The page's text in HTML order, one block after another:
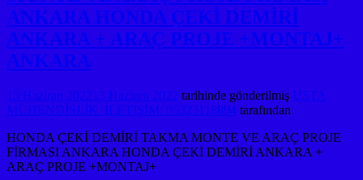
ANKARA HONDA ÇEKİ DEMİRİ
ANKARA + ARAÇ PROJE +MONTAJ+
ANKARA
13 Haziran 2022 13 Haziran 2022 tarihinde gönderilmiş USTA
MÜHENDİSLİK: İLETİŞİM: 05323118894 tarafından
HONDA ÇEKİ DEMİRİ TAKMA MONTE VE ARAÇ PROJE
FİRMASI ANKARA HONDA ÇEKİ DEMİRİ ANKARA +
ARAÇ PROJE +MONTAJ+